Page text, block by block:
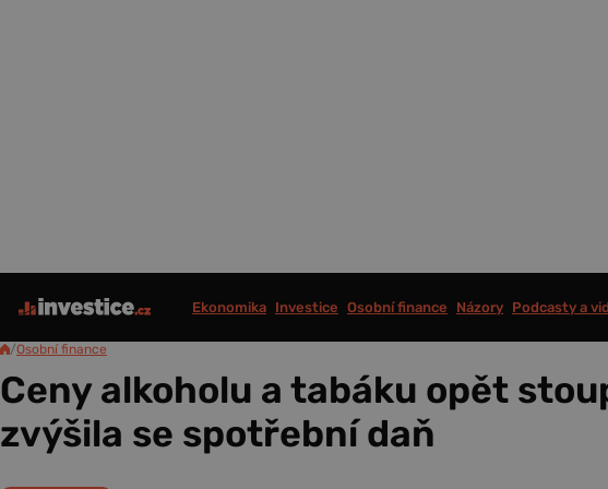
Ekonomika Investice Osobní finance Názory Podcasty a
/Osobní finance
Ceny alkoholu a tabáku opět
zvýšila se spotřební daň